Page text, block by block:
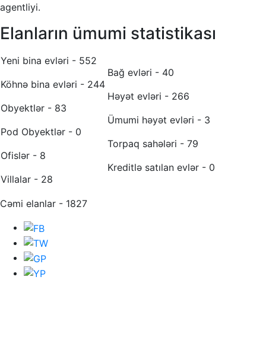
agentliyi.
Elanların ümumi statistikası
Yeni bina evləri - 552
Köhnə bina evləri - 244
Obyektlər - 83
Pod Obyektlər - 0
Ofislər - 8
Villalar - 28
Bağ evləri - 40
Həyət evləri - 266
Ümumi həyət evləri - 3
Torpaq sahələri - 79
Kreditlə satılan evlər - 0
Cəmi elanlar - 1827